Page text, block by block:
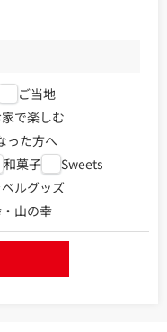
ご当地
で楽しむ
った方へ
和菓子
Sweets
ベルグッズ
山の幸